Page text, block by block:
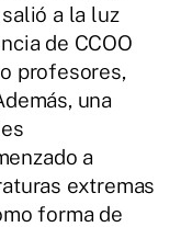
a la luz
de CCOO
profesores,
una
a
extremas
forma de